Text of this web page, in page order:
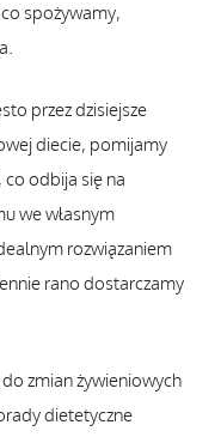
spożywamy,
przez dzisiejsze
diecie, pomijamy
co odbija się na
we własnym
rozwiązaniem
rano dostarczamy
zmian żywieniowych
dietetyczne